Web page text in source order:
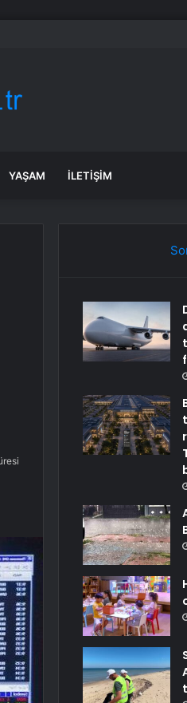
KOBİ OSB’de başvurular
YAŞAM İLETIŞIM